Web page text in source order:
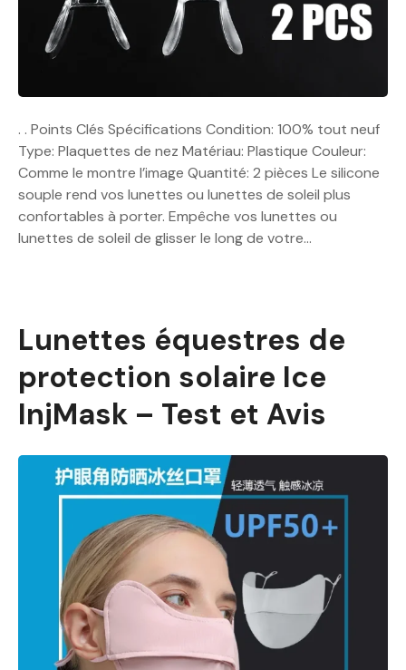
. . Points Clés Spécifications Condition: 100% tout neuf
Type: Plaquettes de nez Matériau: Plastique Couleur:
Comme le montre l’image Quantité: 2 pièces Le silicone
souple rend vos lunettes ou lunettes de soleil plus
confortables à porter. Empêche vos lunettes ou
lunettes de soleil de glisser le long de votre…
Lunettes équestres de
protection solaire Ice
InjMask – Test et Avis